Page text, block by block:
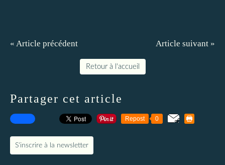
« Article précédent Article suivant »
Retour à l'accueil
Partager cet article
Repost 0
S'inscrire à la newsletter